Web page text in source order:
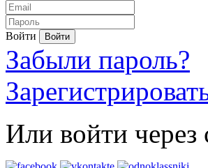
Войти
Забыли пароль?
Или войти через